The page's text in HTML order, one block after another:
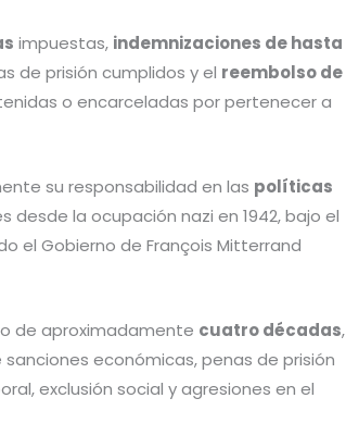
impuestas, indemnizaciones de hasta
de prisión cumplidos y el reembolso de
o encarceladas por pertenecer a
su responsabilidad en las políticas
desde la ocupación nazi en 1942, bajo el
el Gobierno de François Mitterrand
de aproximadamente cuatro décadas,
económicas, penas de prisión
exclusión social y agresiones en el